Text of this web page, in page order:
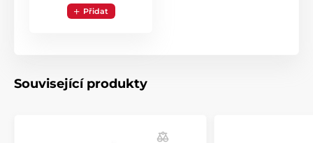
Přidat
Související produkty